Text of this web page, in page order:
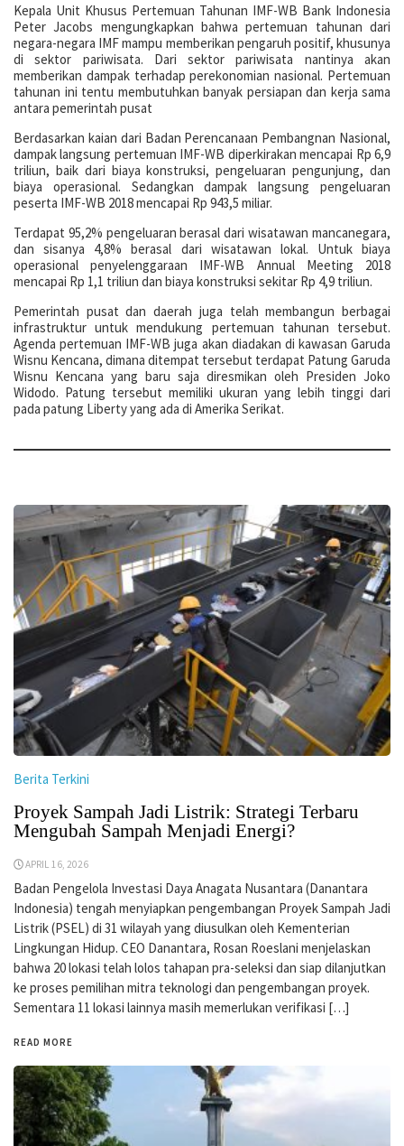
Kepala Unit Khusus Pertemuan Tahunan IMF-WB Bank Indonesia
Peter Jacobs mengungkapkan bahwa pertemuan tahunan dari
negara-negara IMF mampu memberikan pengaruh positif, khusunya
di sektor pariwisata. Dari sektor pariwisata nantinya akan
memberikan dampak terhadap perekonomian nasional. Pertemuan
tahunan ini tentu membutuhkan banyak persiapan dan kerja sama
antara pemerintah pusat
Berdasarkan kaian dari Badan Perencanaan Pembangnan Nasional,
dampak langsung pertemuan IMF-WB diperkirakan mencapai Rp 6,9
triliun, baik dari biaya konstruksi, pengeluaran pengunjung, dan
biaya operasional. Sedangkan dampak langsung pengeluaran
peserta IMF-WB 2018 mencapai Rp 943,5 miliar.
Terdapat 95,2% pengeluaran berasal dari wisatawan mancanegara,
dan sisanya 4,8% berasal dari wisatawan lokal. Untuk biaya
operasional penyelenggaraan IMF-WB Annual Meeting 2018
mencapai Rp 1,1 triliun dan biaya konstruksi sekitar Rp 4,9 triliun.
Pemerintah pusat dan daerah juga telah membangun berbagai
infrastruktur untuk mendukung pertemuan tahunan tersebut.
Agenda pertemuan IMF-WB juga akan diadakan di kawasan Garuda
Wisnu Kencana, dimana ditempat tersebut terdapat Patung Garuda
Wisnu Kencana yang baru saja diresmikan oleh Presiden Joko
Widodo. Patung tersebut memiliki ukuran yang lebih tinggi dari
pada patung Liberty yang ada di Amerika Serikat.
Berita Terkini
Proyek Sampah Jadi Listrik: Strategi Terbaru
Mengubah Sampah Menjadi Energi?
APRIL 16, 2026
Badan Pengelola Investasi Daya Anagata Nusantara (Danantara
Indonesia) tengah menyiapkan pengembangan Proyek Sampah Jadi
Listrik (PSEL) di 31 wilayah yang diusulkan oleh Kementerian
Lingkungan Hidup. CEO Danantara, Rosan Roeslani menjelaskan
bahwa 20 lokasi telah lolos tahapan pra-seleksi dan siap dilanjutkan
ke proses pemilihan mitra teknologi dan pengembangan proyek.
Sementara 11 lokasi lainnya masih memerlukan verifikasi […]
READ MORE